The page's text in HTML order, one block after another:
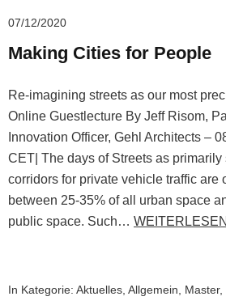
07/12/2020
Making Cities for People
Re-imagining streets as our most
Online Guestlecture By Jeff Risom,
Innovation Officer, Gehl Architects –
CET| The days of Streets as
corridors for private vehicle traffic are
between 25-35% of all urban space
public space. Such… WEITERLESEN
In Kategorie: Aktuelles, Allgemein, Master,